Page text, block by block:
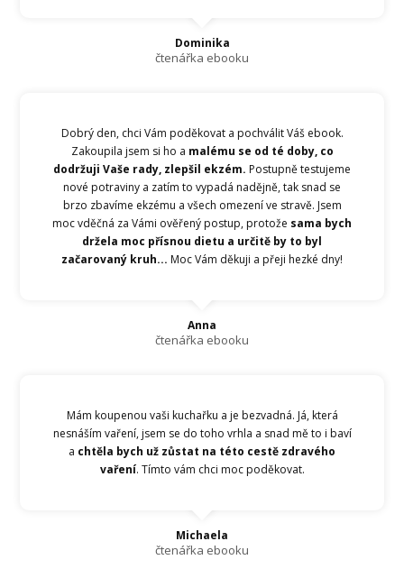
Dominika
čtenářka ebooku
Dobrý den, chci Vám poděkovat a pochválit Váš ebook.
Zakoupila jsem si ho a malému se od té doby, co
dodržuji Vaše rady, zlepšil ekzém. Postupně testujeme
nové potraviny a zatím to vypadá nadějně, tak snad se
brzo zbavíme ekzému a všech omezení ve stravě. Jsem
moc vděčná za Vámi ověřený postup, protože sama bych
držela moc přísnou dietu a určitě by to byl
začarovaný kruh... Moc Vám děkuji a přeji hezké dny!
Anna
čtenářka ebooku
Mám koupenou vaši kuchařku a je bezvadná. Já, která
nesnáším vaření, jsem se do toho vrhla a snad mě to i baví
a chtěla bych už zůstat na této cestě zdravého
vaření. Tímto vám chci moc poděkovat.
Michaela
čtenářka ebooku